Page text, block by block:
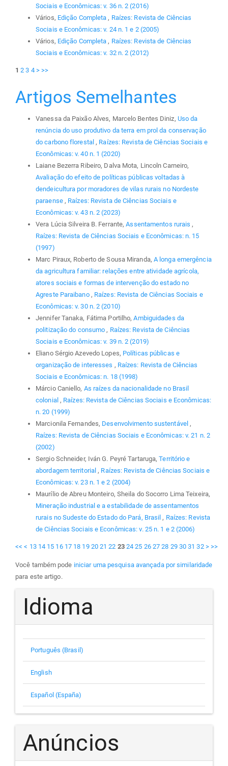
Sociais e Econômicas: v. 36 n. 2 (2016)
Vários, Edição Completa , Raízes: Revista de Ciências
Sociais e Econômicas: v. 24 n. 1 e 2 (2005)
Vários, Edição Completa , Raízes: Revista de Ciências
Sociais e Econômicas: v. 32 n. 2 (2012)
1 2 3 4 > >>
Artigos Semelhantes
Vanessa da Paixão Alves, Marcelo Bentes Diniz, Uso da
renúncia do uso produtivo da terra em prol da conservação
do carbono florestal , Raízes: Revista de Ciências Sociais e
Econômicas: v. 40 n. 1 (2020)
Laiane Bezerra Ribeiro, Dalva Mota, Lincoln Carneiro,
Avaliação do efeito de políticas públicas voltadas à
dendeicultura por moradores de vilas rurais no Nordeste
paraense , Raízes: Revista de Ciências Sociais e
Econômicas: v. 43 n. 2 (2023)
Vera Lúcia Silveira B. Ferrante,Assentamentos rurais ,
Raízes: Revista de Ciências Sociais e Econômicas: n. 15
(1997)
Marc Piraux, Roberto de Sousa Miranda, A longa emergência
da agricultura familiar: relações entre atividade agrícola,
atores sociais e formas de intervenção do estado no
Agreste Paraibano , Raízes: Revista de Ciências Sociais e
Econômicas: v. 30 n. 2 (2010)
Jennifer Tanaka, Fátima Portilho,Ambiguidades da
politização do consumo , Raízes: Revista de Ciências
Sociais e Econômicas: v. 39 n. 2 (2019)
Eliano Sérgio Azevedo Lopes, Políticas públicas e
organização de interesses , Raízes: Revista de Ciências
Sociais e Econômicas: n. 18 (1998)
Márcio Caniello, As raízes da nacionalidade no Brasil
colonial , Raízes: Revista de Ciências Sociais e Econômicas:
n. 20 (1999)
Marcionila Fernandes, Desenvolvimento sustentável ,
Raízes: Revista de Ciências Sociais e Econômicas: v. 21 n. 2
(2002)
Sergio Schneider, Iván G. Peyré Tartaruga,Território e
abordagem territorial , Raízes: Revista de Ciências Sociais e
Econômicas: v. 23 n. 1 e 2 (2004)
Maurílio de Abreu Monteiro, Sheila do Socorro Lima Teixeira,
Mineração industrial e a estabilidade de assentamentos
rurais no Sudeste do Estado do Pará, Brasil , Raízes: Revista
de Ciências Sociais e Econômicas: v. 25 n. 1 e 2 (2006)
<< < 13 14 15 16 17 18 19 20 21 22 23 24 25 26 27 28 29 30 31 32 > >>
Você também pode iniciar uma pesquisa avançada por similaridade
para este artigo.
Idioma
Português (Brasil)
English
Español (España)
Anúncios